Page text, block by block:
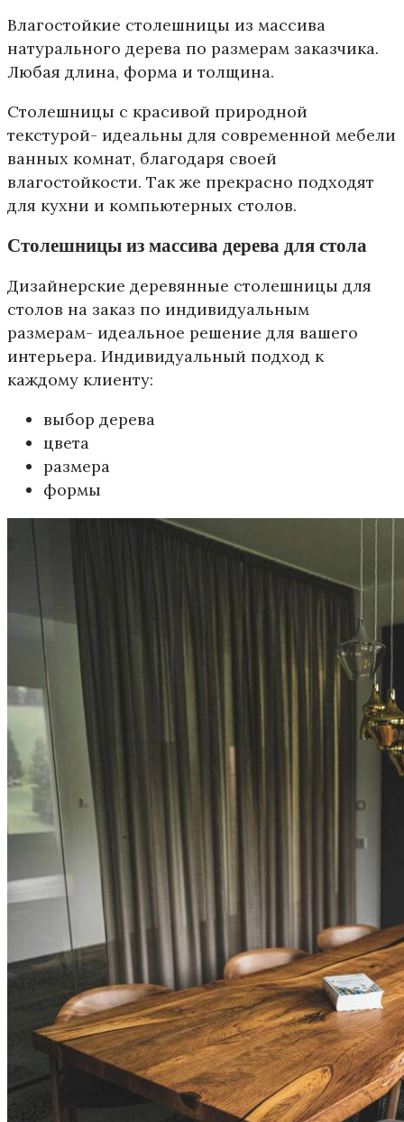
Влагостойкие столешницы из массива
натурального дерева по размерам заказчика.
Любая длина, форма и толщина.
Столешницы с красивой природной
текстурой- идеальны для современной мебели
ванных комнат, благодаря своей
влагостойкости. Так же прекрасно подходят
для кухни и компьютерных столов.
Столешницы из массива дерева для стола
Дизайнерские деревянные столешницы для
столов на заказ по индивидуальным
размерам- идеальное решение для вашего
интерьера. Индивидуальный подход к
каждому клиенту:
выбор дерева
цвета
размера
формы